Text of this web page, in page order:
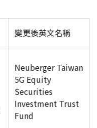
變更後英文名稱
Neuberger Taiwan
5G Equity
Securities
Investment Trust
Fund